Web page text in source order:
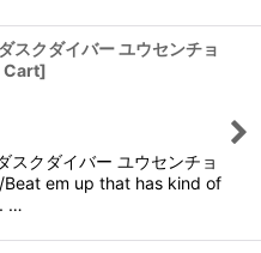
スクダイバー ユウセンチョ
Cart]
スクダイバー ユウセンチョ
Beat em up that has kind of
…